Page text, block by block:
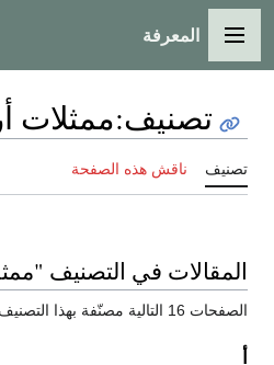
القائمة الرئيسية
المعرفة
تصنيف:ممثلات
تصنيف ناقش هذه الصفحة
المقالات في التصنيف
الصفحات 16 التالية مصنّفة بهذا التصنيف، من إجمالي 16.